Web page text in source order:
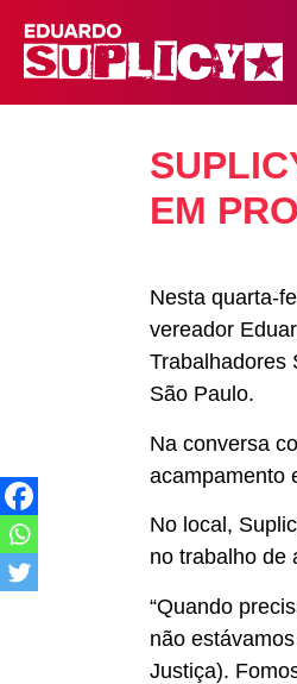
EM
Nesta quarta-
vereador
Trabalhadores
São Paulo.
Na conversa
acampamento
No local,
no trabalho de
“Quando
não
Justiça).